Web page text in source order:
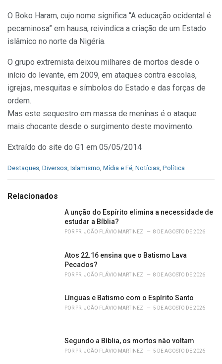
O Boko Haram, cujo nome significa “A educação ocidental é
pecaminosa” em hausa, reivindica a criação de um Estado
islâmico no norte da Nigéria.
O grupo extremista deixou milhares de mortos desde o
início do levante, em 2009, em ataques contra escolas,
igrejas, mesquitas e símbolos do Estado e das forças de
ordem.
Mas este sequestro em massa de meninas é o ataque
mais chocante desde o surgimento deste movimento.
Extraído do site do G1 em 05/05/2014
C
e
Destaques Diversos Islamismo Mídia e Fé Notícias Política
Relacionados
A unção do Espírito elimina a necessidade de
estudar a Bíblia?
POR PR. JOÃO FLÁVIO MARTINEZ 8 DE AGOSTO DE 2026
Atos 22.16 ensina que o Batismo Lava
Pecados?
POR PR. JOÃO FLÁVIO MARTINEZ 8 DE AGOSTO DE 2026
Línguas e Batismo com o Espírito Santo
POR PR. JOÃO FLÁVIO MARTINEZ 5 DE AGOSTO DE 2026
Segundo a Bíblia, os mortos não voltam
POR PR. JOÃO FLÁVIO MARTINEZ 5 DE AGOSTO DE 2026